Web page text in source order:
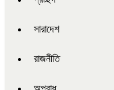
সারাদেশ
রাজনীতি